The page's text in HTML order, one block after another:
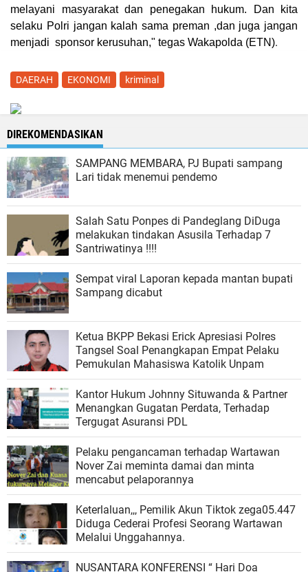
melayani masyarakat dan penegakan hukum. Dan kita
selaku Polri jangan kalah sama preman ,dan juga jangan
menjadi sponsor kerusuhan," tegas Wakapolda (ETN).
DAERAH EKONOMI kriminal
DIREKOMENDASIKAN
SAMPANG MEMBARA, PJ Bupati sampang
Lari tidak menemui pendemo
Salah Satu Ponpes di Pandeglang DiDuga
melakukan tindakan Asusila Terhadap 7
Santriwatinya !!!!
Sempat viral Laporan kepada mantan bupati
Sampang dicabut
Ketua BKPP Bekasi Erick Apresiasi Polres
Tangsel Soal Penangkapan Empat Pelaku
Pemukulan Mahasiswa Katolik Unpam
Kantor Hukum Johnny Situwanda & Partner
Menangkan Gugatan Perdata, Terhadap
Tergugat Asuransi PDL
Pelaku pengancaman terhadap Wartawan
Nover Zai meminta damai dan minta
mencabut pelaporannya
Keterlaluan,,, Pemilik Akun Tiktok zega05.447
Diduga Cederai Profesi Seorang Wartawan
Melalui Unggahannya.
NUSANTARA KONFERENSI “ Hari Doa